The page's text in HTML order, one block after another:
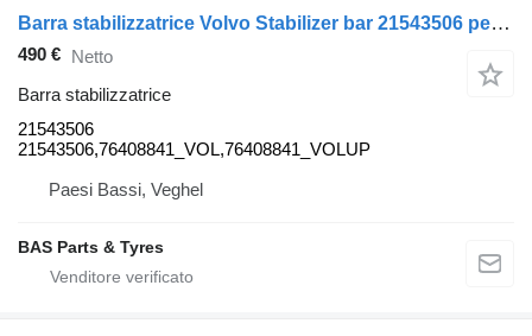
Barra stabilizzatrice Volvo Stabilizer bar 21543506 per camion Volvo
490 € Netto
Barra stabilizzatrice
21543506
21543506,76408841_VOL,76408841_VOLUP
Paesi Bassi, Veghel
BAS Parts & Tyres